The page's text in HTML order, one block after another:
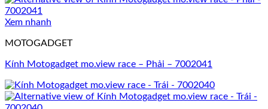
Xem nhanh
MOTOGADGET
Kính Motogadget mo.view race – Phải – 7002041